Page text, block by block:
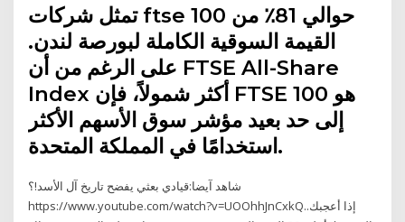
تمثل شركات ftse 100 حوالي 81٪ من
القيمة السوقية الكاملة لبورصة لندن.
على الرغم من أن FTSE All-Share
Index أكثر شمولاً، فإن FTSE 100 هو
إلى حد بعيد مؤشر سوق الأسهم الأكثر
استخدامًا في المملكة المتحدة.
شاهد آيضا:قيادي بعثي يفضح تاريخ آل الأسد!؟
https://www.youtube.com/watch?v=UOOhhJnCxkQ..إذا أعجبك